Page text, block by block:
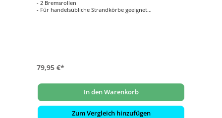
- 2 Bremsrollen
- Für handelsübliche Strandkörbe geeignet
79,95 €*
In den Warenkorb
Zum Vergleich hinzufügen